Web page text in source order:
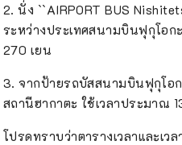
2. นั่ง ``AIRPORT BUS
ระหว่างประเทศสนามบินฟุกุโอก
270 เยน
3. จากป้ายรถบัสสนามบินฟุกุโอ
สถานีฮากาตะ ใช้เวลาประมาณ
โปรดทราบว่าตารางเวลาและเ